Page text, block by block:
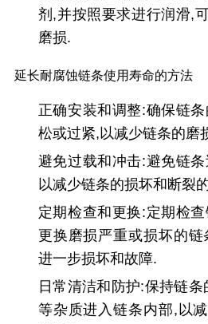
剂,并按照要求进行润滑,
磨损.
延长耐腐蚀链条使用寿命的方法
正确安装和调整:确保链
松或过紧,以减少链条的磨
避免过载和冲击:避免链
以减少链条的损坏和断裂
定期检查和更换:定期检
更换磨损严重或损坏的
进一步损坏和故障.
日常清洁和防护:保持链条
等杂质进入链条内部,以